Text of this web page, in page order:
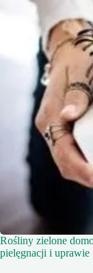
Rośliny zielone
pielęgnacji i uprawie